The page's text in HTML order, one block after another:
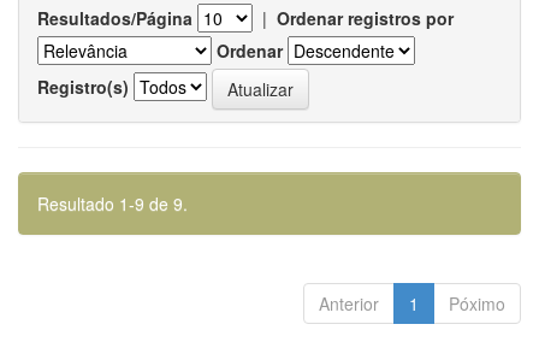
Resultados/Página | Ordenar registros por
Ordenar
Registro(s)
Resultado 1-9 de 9.
Anterior 1 Póximo